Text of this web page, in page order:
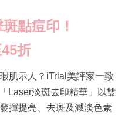
點痘印！
45折
肌示人？iTrial美評家一致
Laser淡斑去印精華」以雙
揮提亮、去斑及減淡色素